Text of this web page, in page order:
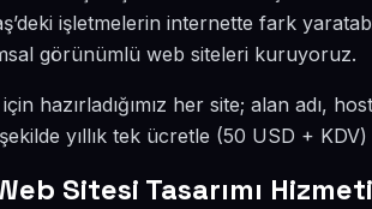
işletmelerin internette fark
görünümlü web siteleri kuruyoruz.
hazırladığımız her site; alan adı,
yıllık tek ücretle (50 USD +
Sitesi Tasarımı Hizmeti